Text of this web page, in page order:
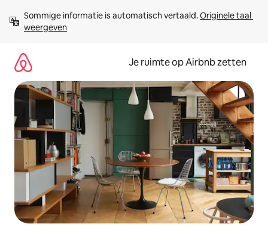
direct
naar
Sommige informatie is automatisch vertaald. Originele taal
weergeven
Je ruimte op Airbnb zetten